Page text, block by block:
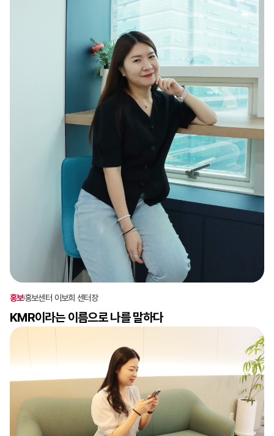
홍보홍보센터 이보희 센터장
KMR이라는 이름으로 나를 말하다